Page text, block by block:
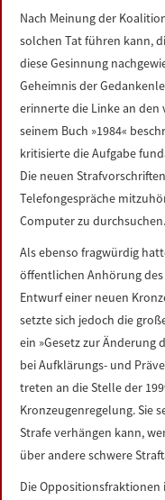
Nach Meinung der
solchen Tat führen kann,
diese Gesinnung
Geheimnis der
erinnerte die Linke an den
seinem Buch »1984«
kritisierte die Aufgabe
Die neuen
Telefongespräche
Computer zu durchsuchen.
Als ebenso fragwürdig
öffentlichen Anhörung des
Entwurf einer neuen
setzte sich jedoch die
ein »Gesetz zur Änderung
bei Aufklärungs- und
treten an die Stelle der
Kronzeugenregelung. Sie
Strafe verhängen kann,
über andere schwere
Die